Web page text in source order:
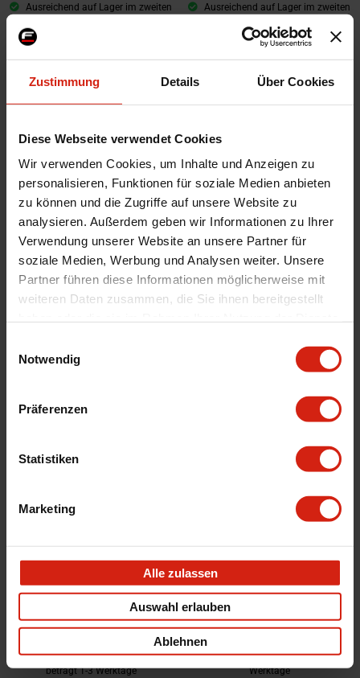
Zustimmung Details Über Cookies
Diese Webseite verwendet Cookies
Wir verwenden Cookies, um Inhalte und Anzeigen zu
personalisieren, Funktionen für soziale Medien anbieten
zu können und die Zugriffe auf unsere Website zu
analysieren. Außerdem geben wir Informationen zu Ihrer
Verwendung unserer Website an unsere Partner für
soziale Medien, Werbung und Analysen weiter. Unsere
Partner führen diese Informationen möglicherweise mit
weiteren Daten zusammen, die Sie ihnen bereitgestellt
Notwendig
Präferenzen
Statistiken
Marketing
Alle zulassen
Auswahl erlauben
Ablehnen
Ausreichend auf Lager im zweiten
Ausreichend auf Lager im zweiten
beträgt 1-3 Werktage
Meguiars Sealant Perfect Clarity
Glass 118ml
Ausreichend auf Lager im zweiten
beträgt 1-3 Werktage
Racoon See Through Glass
Cleaner Blau
Auf Lager im zweiten Lagerhaus.
Quixx Scheiben Reparatur Set
Ausreichend auf Lager im zweiten
Lagerhaus. Voraussichtliche Lieferzeit
beträgt 1-3 Werktage
Racoon Glänzende Glaspolitur
Premium 50ml
Auf Lager im zweiten Lagerhaus.
Voraussichtliche Lieferzeit beträgt 1-3
Werktage